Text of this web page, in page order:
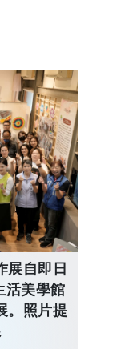
展自即日
活美學館
。照片提